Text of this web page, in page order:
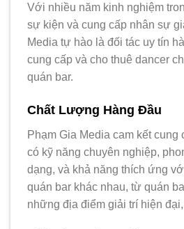
Với nhiều năm kinh nghiệm
sự kiện và cung cấp nhân sự
Media tự hào là đối tác uy tín
cung cấp và cho thuê dancer
quán bar.
Chất Lượng Hàng Đầu
Phạm Gia Media cam kết cung
có kỹ năng chuyên nghiệp,
dạng, và khả năng thích ứng
quán bar khác nhau, từ quán
những địa điểm giải trí hiện